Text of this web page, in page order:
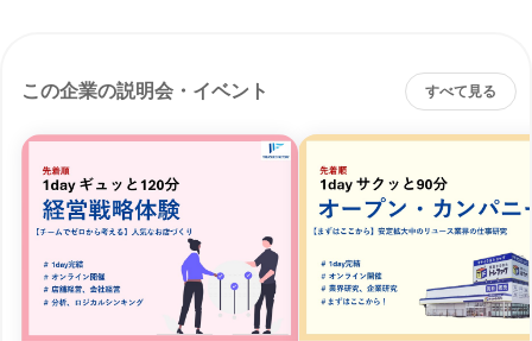
この企業の説明会・イベント すべて見る